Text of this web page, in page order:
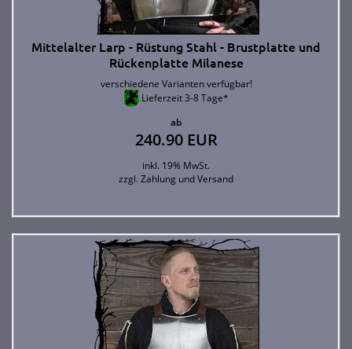
Mittelalter Larp - Rüstung Stahl - Brustplatte und
Rückenplatte Milanese
verschiedene Varianten verfügbar!
Lieferzeit 3-8 Tage*
ab
240.90 EUR
inkl. 19% MwSt.
zzgl.Zahlung und Versand